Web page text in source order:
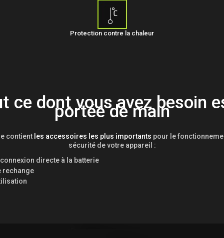
Protection contre la chaleur
ce dont vous avez besoin
portée de main
contient les accessoires les plus importants pour le
sécurité de votre appareil :
directe à la batterie
rechange